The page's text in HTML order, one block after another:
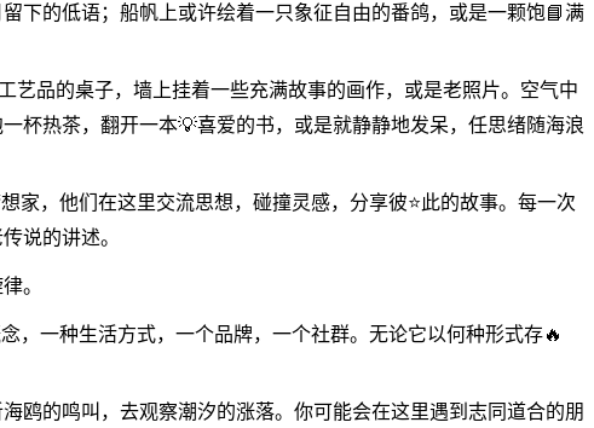
下的低语；船帆上或许绘着一只象征自由的番鸽，或是一颗饱📘满
艺品的桌子，墙上挂着一些充满故事的画作，或是老照片。空气中
杯热茶，翻开一本💡喜爱的书，或是就静静地发呆，任思绪随海浪
家，他们在这里交流思想，碰撞灵感，分享彼⭐此的故事。每一次
说的讲述。
。
，一种生活方式，一个品牌，一个社群。无论它以何种形式存🔥
鸥的鸣叫，去观察潮汐的涨落。你可能会在这里遇到志同道合的朋